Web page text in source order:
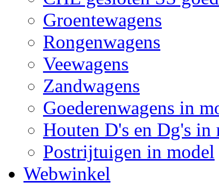
Groentewagens
Rongenwagens
Veewagens
Zandwagens
Goederenwagens in
Houten D's en Dg's in
Postrijtuigen in model
Webwinkel